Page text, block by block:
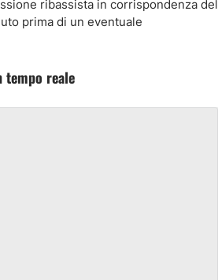
ribassista in corrispondenza del
prima di un eventuale
tempo reale